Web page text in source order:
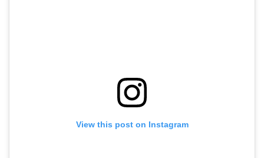
View this post on Instagram